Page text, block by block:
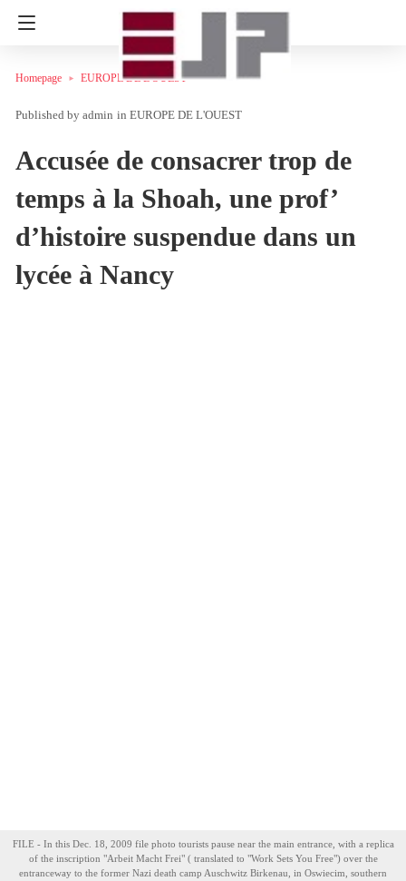
Homepage EUROPE DE L'OUEST
admin in EUROPE DE L'OUEST
Accusée de consacrer trop de
temps à la Shoah, une prof’
d’histoire suspendue dans un
lycée à Nancy
FILE - In this Dec. 18, 2009 file photo tourists pause near the main entrance, with a replica
of the inscription "Arbeit Macht Frei" ( translated to "Work Sets You Free") over the
entranceway to the former Nazi death camp Auschwitz Birkenau, in Oswiecim, southern